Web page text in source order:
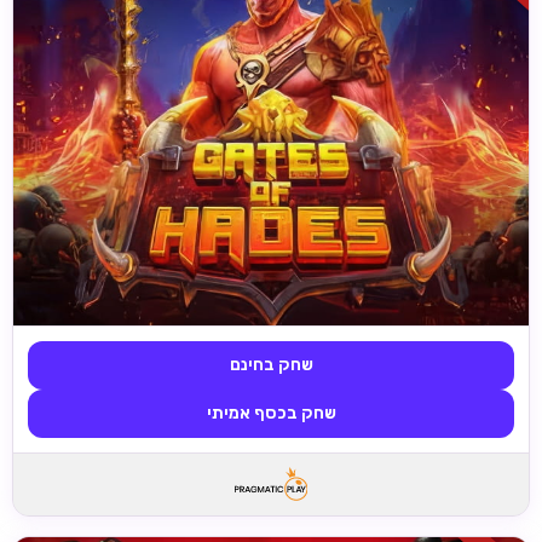
שחק בחינם
שחק בכסף אמיתי